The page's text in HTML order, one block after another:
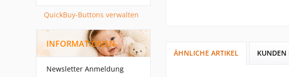
QuickBuy-Buttons verwalten
INFORMATIONEN
Newsletter Anmeldung
ÄHNLICHE ARTIKEL KUNDEN